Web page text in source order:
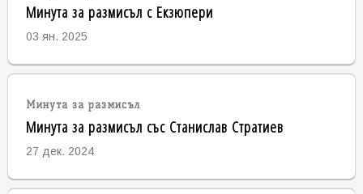
Минута за размисъл с Екзюпери
03 ян. 2025
Минута за размисъл
Минута за размисъл със Станислав Стратиев
27 дек. 2024